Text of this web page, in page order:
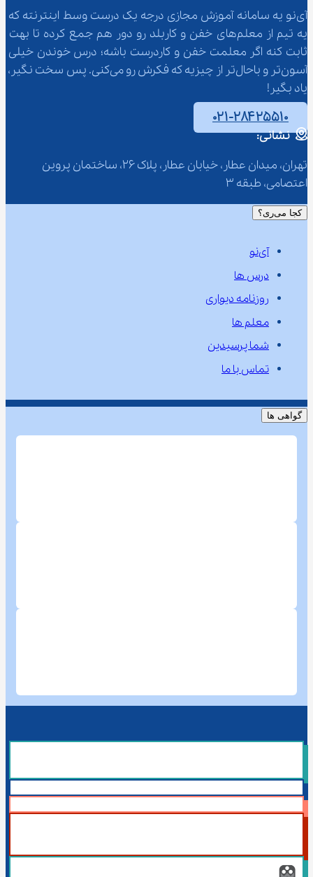
آی‌نو یه سامانه آموزش مجازی درجه یک درست وسط اینترنته که
یه تیم از معلم‌‌های خفن و کاربلد رو دور هم جمع کرده تا بهت
ثابت کنه اگر معلمت خفن و کاردرست باشه؛ درس خوندن خیلی
آسون‌تر و باحال‌تر از چیزیه که فکرش رو می‌کنی. پس سخت نگیر،
یاد بگیر!
۰۲۱-۲۸۴۲۵۵۱۰
نشانی:
تهران، میدان عطار، خیابان عطار، پلاک 26، ساختمان پروین
اعتصامی، طبقه 3
کجا می‌ری؟
آی‌نو
درس ها
روزنامه دیواری
معلم ها
شما پرسیدین
تماس با ما
گواهی ها